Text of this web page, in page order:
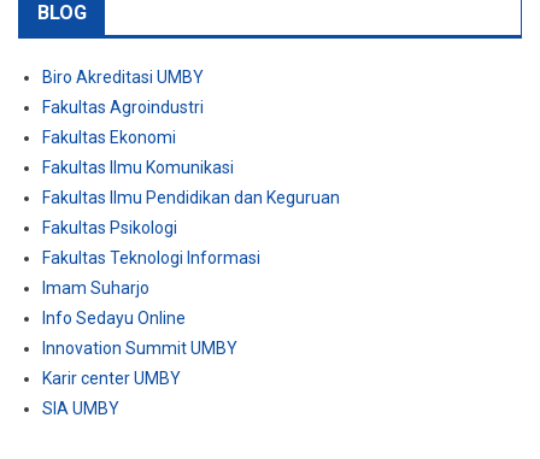
BLOG
Biro Akreditasi UMBY
Fakultas Agroindustri
Fakultas Ekonomi
Fakultas Ilmu Komunikasi
Fakultas Ilmu Pendidikan dan Keguruan
Fakultas Psikologi
Fakultas Teknologi Informasi
Imam Suharjo
Info Sedayu Online
Innovation Summit UMBY
Karir center UMBY
SIA UMBY